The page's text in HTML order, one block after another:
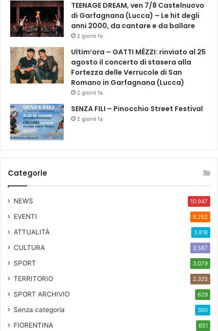
TEENAGE DREAM, ven 7/8 Castelnuovo
di Garfagnana (Lucca) – Le hit degli
anni 2000, da cantare e da ballare
2 giorni fa
Ultim’ora – GATTI MÉZZI: rinviato al 25
agosto il concerto di stasera alla
Fortezza delle Verrucole di San
Romano in Garfagnana (Lucca)
2 giorni fa
SENZA FILI – Pinocchio Street Festival
2 giorni fa
Categorie
NEWS 10.947
EVENTI 9.252
ATTUALITÀ 3.818
CULTURA 3.587
SPORT 3.079
TERRITORIO 2.325
SPORT ARCHIVIO 629
Senza categoria 360
FIORENTINA 651